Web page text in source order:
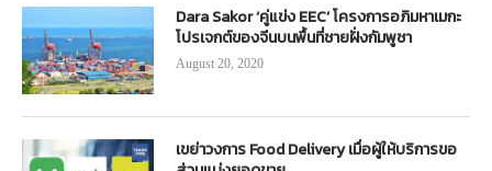
Dara Sakor ‘คู่แข่ง EEC’ โครงการอภิมหาเมกะ
โปรเจกต์ของจีนบนพื้นที่ชายฝั่งกัมพูชา
August 20, 2020
เขย่าวงการ Food Delivery เมื่อผู้ให้บริการขอ